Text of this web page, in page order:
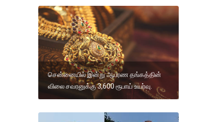
சென்னையில் இன்று ஆபரண தங்கத்தின்
விலை சவரனுக்கு 3,600 ரூபாய் உயர்வு.